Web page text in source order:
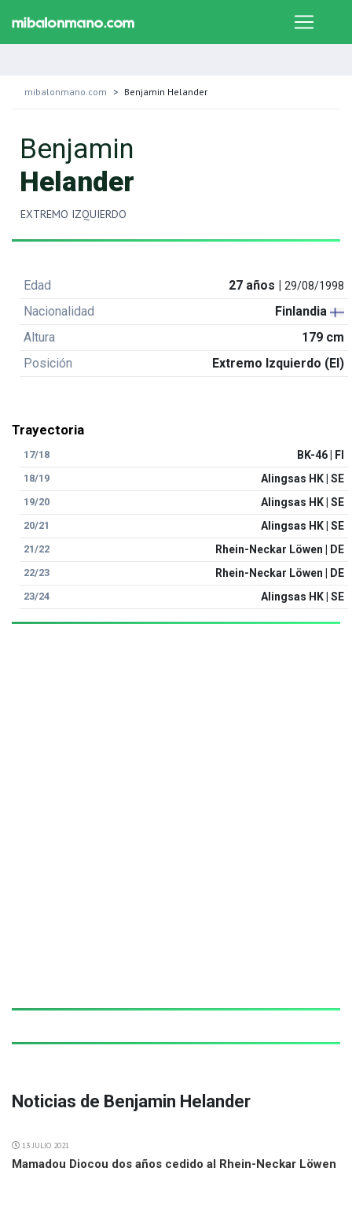
mibalonmano.com Benjamin Helander
Benjamin
Helander
EXTREMO IZQUIERDO
Edad 27 años |29/08/1998
Nacionalidad
Finlandia
Altura
179 cm
Posición
Extremo Izquierdo (EI)
Trayectoria
17/18 BK-46 | FI
18/19 Alingsas HK | SE
19/20 Alingsas HK | SE
20/21 Alingsas HK | SE
21/22 Rhein-Neckar Löwen | DE
22/23 Rhein-Neckar Löwen | DE
23/24 Alingsas HK | SE
Noticias de Benjamin Helander
13 JULIO 2021
Mamadou Diocou dos años cedido al Rhein-Neckar Löwen